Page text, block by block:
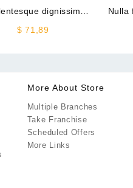
dignissim
$ 71,89
Nulla
More About Store
Multiple Branches
Take Franchise
Scheduled Offers
More Links